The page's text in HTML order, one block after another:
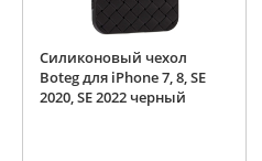
Силиконовый чехол
Boteg для iPhone 7, 8, SE
2020, SE 2022 черный